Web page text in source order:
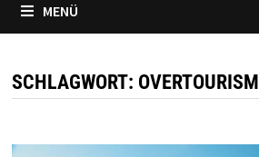
MENÜ
SCHLAGWORT: OVERTOURISM